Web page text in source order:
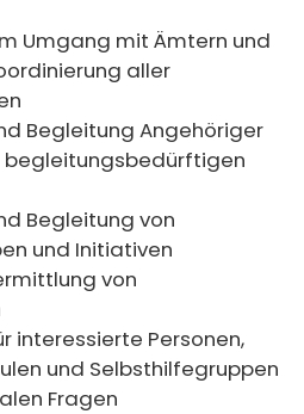
Umgang mit Ämtern und
aller
Begleitung Angehöriger
Begleitung von
und Initiativen
von
interessierte Personen,
und Selbsthilfegruppen
Fragen